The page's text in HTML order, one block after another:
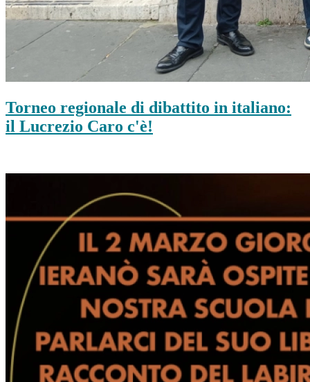
Torneo regionale di dibattito in italiano:
il Lucrezio Caro c'è!